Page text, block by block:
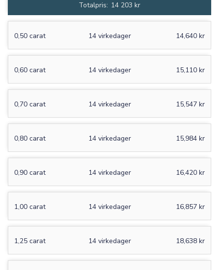
Totalpris: 14 203 kr
0,50 carat 14,640 kr
14 virkedager
0,60 carat 15,110 kr
14 virkedager
0,70 carat 15,547 kr
14 virkedager
0,80 carat 15,984 kr
14 virkedager
0,90 carat 16,420 kr
14 virkedager
1,00 carat 16,857 kr
14 virkedager
1,25 carat 18,638 kr
14 virkedager